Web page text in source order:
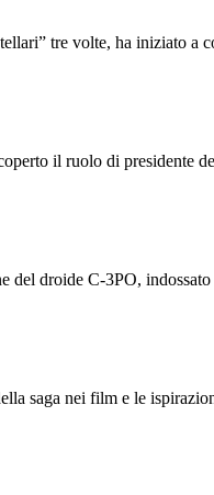
tre volte, ha iniziato a
il ruolo di presidente
del droide C-3PO,
saga nei film e le